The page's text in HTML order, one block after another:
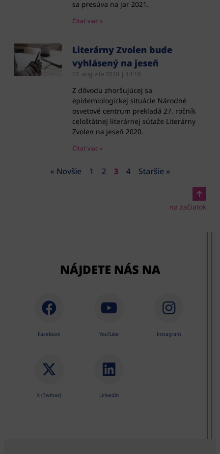
sa presúva na jar 2021.
Čítať viac »
Literárny Zvolen bude
vyhlásený na jeseň
12. augusta 2020 14:18
Z dôvodu zhoršujúcej sa
epidemiologickej situácie Národné
osvetové centrum prekladá 27. ročník
celoštátnej literárnej súťaže Literárny
Zvolen na jeseň 2020.
Čítať viac »
« Novšie 1 2 3 4 Staršie »
na začiatok
NÁJDETE NÁS NA
Facebook YouTube Instagram
X (Twitter) LinkedIn